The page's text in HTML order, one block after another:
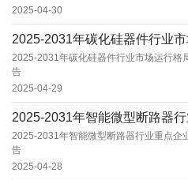
2025-04-30
2025-2031年碳化硅器件行业市场运行格
告
2025-04-29
2025-2031年智能微型断路器行业重点企
告
2025-04-28